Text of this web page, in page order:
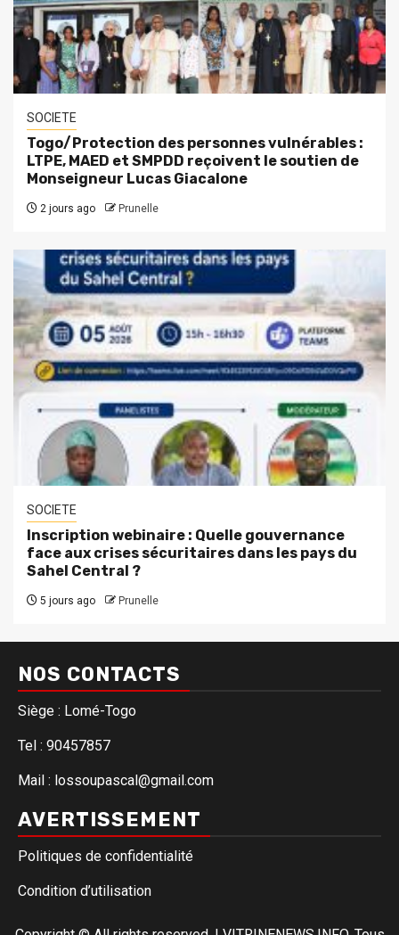
SOCIETE
Togo/Protection des personnes vulnérables :
LTPE, MAED et SMPDD reçoivent le soutien de
Monseigneur Lucas Giacalone
2 jours ago Prunelle
SOCIETE
Inscription webinaire : Quelle gouvernance
face aux crises sécuritaires dans les pays du
Sahel Central ?
5 jours ago Prunelle
NOS CONTACTS
Siège : Lomé-Togo
Tel : 90457857
Mail : lossoupascal@gmail.com
AVERTISSEMENT
Politiques de confidentialité
Condition d’utilisation